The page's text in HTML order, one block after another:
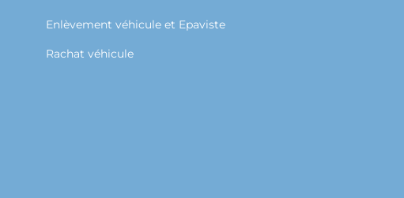
Enlèvement véhicule et Epaviste
Rachat véhicule